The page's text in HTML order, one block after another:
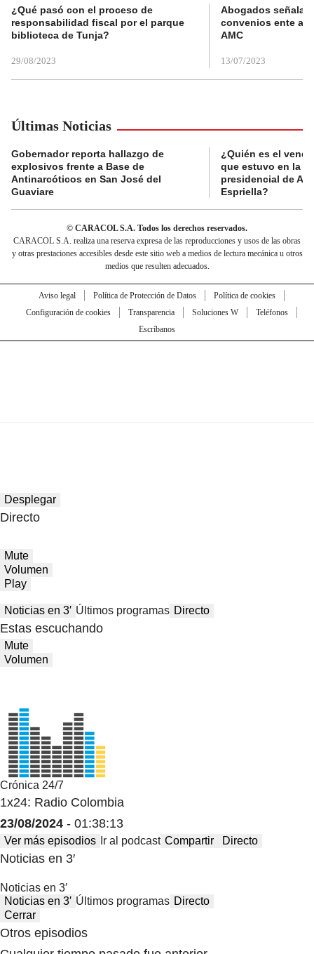
¿Qué pasó con el proceso de
responsabilidad fiscal por el parque
biblioteca de Tunja?
29/08/2023
Abogados
convenios ente
AMC
13/07/2023
Últimas Noticias
Gobernador reporta hallazgo de
explosivos frente a Base de
Antinarcóticos en San José del
Guaviare
¿Quién es el
que estuvo en la
presidencial de
Espriella?
© CARACOL S.A. Todos los derechos reservados.
CARACOL S.A. realiza una reserva expresa de las reproducciones y usos de las obras
y otras prestaciones accesibles desde este sitio web a medios de lectura mecánica u otros
medios que resulten adecuados.
Aviso legal Política de Protección de Datos
Política de cookies
Configuración de cookies
Transparencia Soluciones W
Teléfonos
Escríbanos
Desplegar
Directo
Mute
Volumen
Play
Noticias en 3′ Últimos programas Directo
Estas escuchando
Mute
Volumen
Crónica 24/7
1x24: Radio Colombia
23/08/2024 - 01:38:13
Ver más episodios Ir al podcast Compartir Directo
Noticias en 3′
Noticias en 3′
Noticias en 3′ Últimos programas Directo
Cerrar
Otros episodios